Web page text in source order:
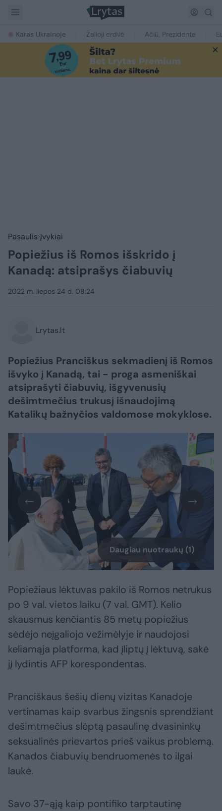
Karas Ukrainoje Žalioji erdvė Ačiū, Prezidente
Pasaulis Įvykiai
Popiežius iš Romos išskrido į
Kanadą: atsiprašys čiabuvių
2022 m. liepos 24 d. 08:24
Lrytas.lt
Popiežius Pranciškus sekmadienį iš Romos
išvyko į Kanadą, tai - proga asmeniškai
atsiprašyti čiabuvių, išgyvenusių
dešimtmečius trukusį išnaudojimą
Katalikų bažnyčios valdomose mokyklose.
Daugiau nuotraukų (1)
Popiežiaus lėktuvas pakilo iš Romos netrukus
po 9 val. vietos laiku (7 val. GMT). Kelio
skausmus kenčiantis 85 metų popiežius
sėdėjo neįgaliojo vežimėlyje ir naudojosi
keliamąja platforma, kad įliptų į lėktuvą, sakė
jį lydintis AFP korespondentas.
Pranciškaus šešių dienų vizitas Kanadoje
vertinamas kaip svarbus žingsnis sprendžiant
dešimtmečius slėptą pasaulinę dvasininkų
seksualinės prievartos prieš vaikus problemą.
Kanados čiabuvių bendruomenės to ilgai
laukė.
Savo 37-ąją kaip pontifiko tarptautinę